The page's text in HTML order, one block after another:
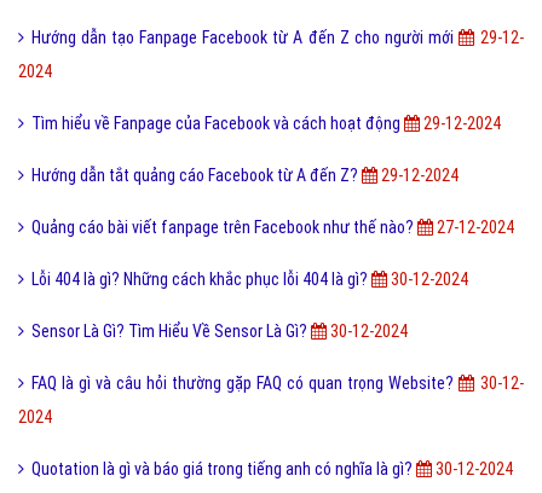
Hướng dẫn tạo Fanpage Facebook từ A đến Z cho người mới
29-12-
2024
Tìm hiểu về Fanpage của Facebook và cách hoạt động 29-12-2024
Hướng dẫn tắt quảng cáo Facebook từ A đến Z? 29-12-2024
Quảng cáo bài viết fanpage trên Facebook như thế nào? 27-12-2024
Lỗi 404 là gì? Những cách khắc phục lỗi 404 là gì? 30-12-2024
Sensor Là Gì? Tìm Hiểu Về Sensor Là Gì? 30-12-2024
FAQ là gì và câu hỏi thường gặp FAQ có quan trọng Website?
30-12-
2024
Quotation là gì và báo giá trong tiếng anh có nghĩa là gì? 30-12-2024